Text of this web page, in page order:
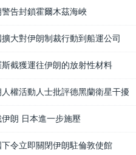
警告封鎖霍爾木茲海峽
擴大對伊朗制裁行動到船運公司
斯截獲運往伊朗的放射性材料
人權活動人士批評德黑蘭衛星干擾
伊朗 日本進一步施壓
下令立即關閉伊朗駐倫敦使館